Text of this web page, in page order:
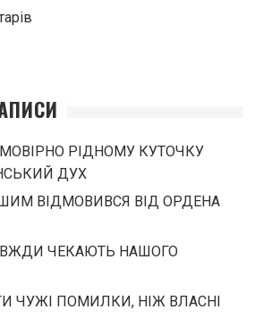
РІДНОМУ КУТОЧКУ
ДУХ
ВІДМОВИВСЯ ВІД ОРДЕНА
ЧЕКАЮТЬ НАШОГО
ЧУЖІ ПОМИЛКИ, НІЖ ВЛАСНІ